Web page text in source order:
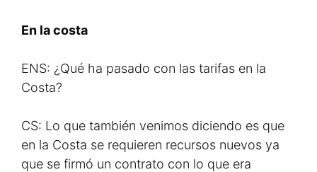
En la costa
ENS: ¿Qué ha pasado con las tarifas en la
Costa?
CS: Lo que también venimos diciendo es que
en la Costa se requieren recursos nuevos ya
que se firmó un contrato con lo que era